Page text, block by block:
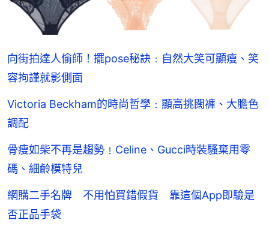
向街拍達人偷師！擺pose秘訣﹕自然大笑可顯瘦、笑
容拘謹就影側面
Victoria Beckham的時尚哲學﹕顯高挑闊褲、大膽色
調配
骨瘦如柴不再是趨勢﹗Celine、Gucci時裝騷棄用零
碼、細齡模特兒
網購二手名牌 不用怕買錯假貨 靠這個App即驗是
否正品手袋